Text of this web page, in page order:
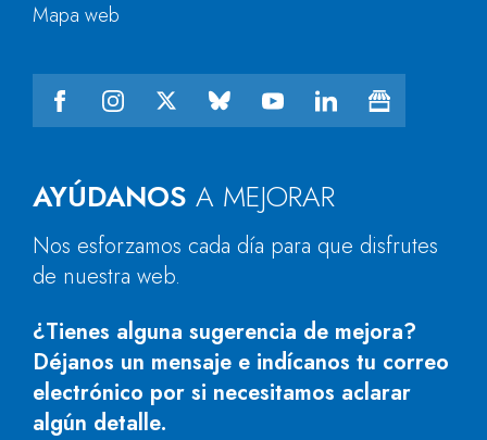
AYÚDANOS A MEJORAR
Nos esforzamos cada día para que disfrutes
de nuestra web.
¿Tienes alguna sugerencia de mejora?
Déjanos un mensaje e indícanos tu correo
electrónico por si necesitamos aclarar
algún detalle.
Mapa web